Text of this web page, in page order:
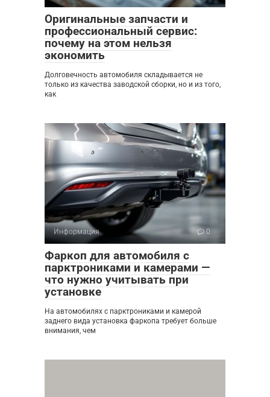
Оригинальные запчасти и
профессиональный сервис:
почему на этом нельзя
экономить
Долговечность автомобиля складывается не
только из качества заводской сборки, но и из того,
как
Информация 0
Фаркоп для автомобиля с
парктрониками и камерами —
что нужно учитывать при
установке
На автомобилях с парктрониками и камерой
заднего вида установка фаркопа требует больше
внимания, чем